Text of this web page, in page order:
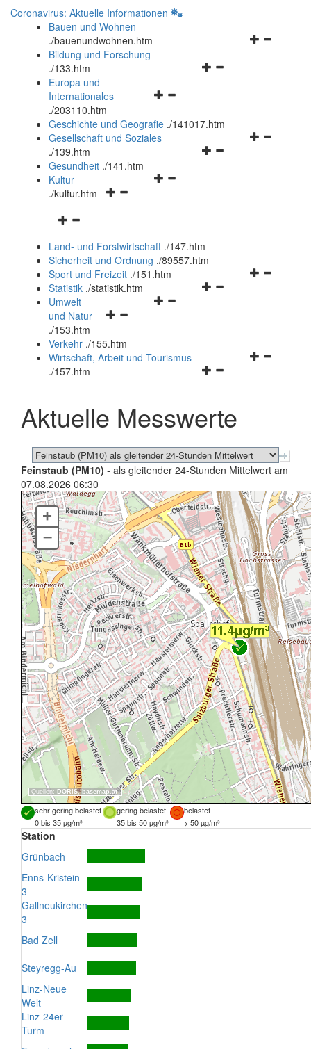
Coronavirus: Aktuelle Informationen
Bauen und Wohnen
./bauenundwohnen.htm
Navigationsmenü
Bildung und Forschung
./133.htm
Navigationsmenü
und
schließen
Europa und
Internationales
./203110.htm
Geschichte und Geografie ./141017.htm
Navigationsmenü
Gesellschaft und Soziales
./139.htm
Navigationsmenü
Gesundheit ./141.htm
Navigationsmenü
Kultur
./kultur.htm
Navigationsmenü
und
schließen
Land- und Forstwirtschaft ./147.htm
Sicherheit und Ordnung ./89557.htm
Navigationsmenü
Sport und Freizeit ./151.htm
Navigationsmenü
Statistik ./statistik.htm
Navigationsmenü
und
schließen
Umwelt
und Natur
./153.htm
Verkehr ./155.htm
Navigationsmenü
schließen
Wirtschaft, Arbeit und Tourismus
./157.htm
Aktuelle Messwerte
Feinstaub (PM10) - als gleitender 24-Stunden Mittelwert am
07.08.2026 06:30
Quellen: DORIS, basemap.at
+
–
sehr gering belastet gering belastet
belastet
0 bis 35 µg/m³
35 bis 50 µg/m³ > 50 µg/m³
Station
Grünbach
Enns-Kristein
3
Gallneukirchen
3
Bad Zell
Steyregg-Au
Linz-Neue
Welt
Linz-24er-
Turm